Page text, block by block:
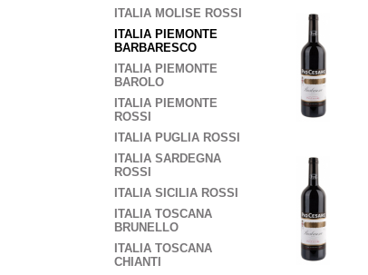
ITALIA MOLISE ROSSI
ITALIA PIEMONTE
BARBARESCO
ITALIA PIEMONTE
BAROLO
ITALIA PIEMONTE
ROSSI
ITALIA PUGLIA ROSSI
ITALIA SARDEGNA
ROSSI
ITALIA SICILIA ROSSI
ITALIA TOSCANA
BRUNELLO
ITALIA TOSCANA
CHIANTI